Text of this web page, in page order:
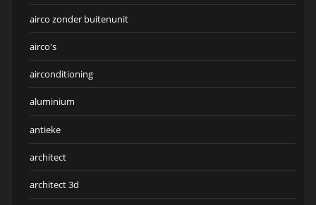
airco zonder buitenunit
airco's
airconditioning
aluminium
antieke
architect
architect 3d